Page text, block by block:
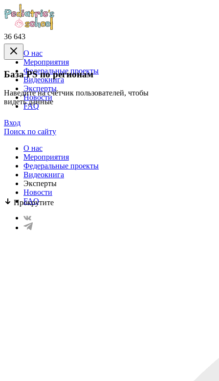
36 643
База PS по регионам
Наведите на счётчик пользователей, чтобы
видеть данные
Прокрутите
О нас
Mероприятия
Федеральные проекты
Видеокнига
Эксперты
Новости
FAQ
Вход
Поиск по сайту
О нас
Mероприятия
Федеральные проекты
Видеокнига
Эксперты
Новости
FAQ